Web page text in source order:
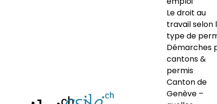
Le droit au
travail selon
type de
Démarches
cantons &
permis
Canton de
Genève –